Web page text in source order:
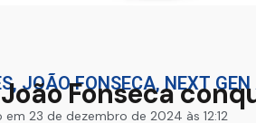
,JOÃO FONSECA,NEXT
Fonseca
em 23 de dezembro de 2024 às 12:12